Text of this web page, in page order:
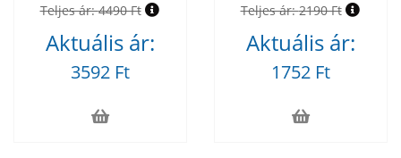
Teljes ár:4490 Ft
Aktuális ár:
3592 Ft
Teljes ár:2190 Ft
Aktuális ár:
1752 Ft